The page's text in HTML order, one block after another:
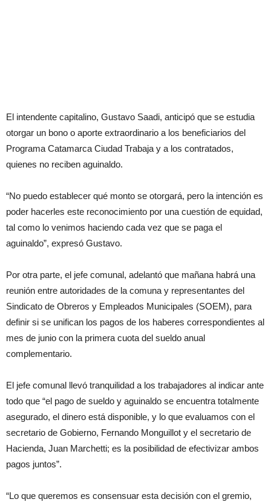
El intendente capitalino, Gustavo Saadi, anticipó que se estudia
otorgar un bono o aporte extraordinario a los beneficiarios del
Programa Catamarca Ciudad Trabaja y a los contratados,
quienes no reciben aguinaldo.
“No puedo establecer qué monto se otorgará, pero la intención es
poder hacerles este reconocimiento por una cuestión de equidad,
tal como lo venimos haciendo cada vez que se paga el
aguinaldo”, expresó Gustavo.
Por otra parte, el jefe comunal, adelantó que mañana habrá una
reunión entre autoridades de la comuna y representantes del
Sindicato de Obreros y Empleados Municipales (SOEM), para
definir si se unifican los pagos de los haberes correspondientes al
mes de junio con la primera cuota del sueldo anual
complementario.
El jefe comunal llevó tranquilidad a los trabajadores al indicar ante
todo que “el pago de sueldo y aguinaldo se encuentra totalmente
asegurado, el dinero está disponible, y lo que evaluamos con el
secretario de Gobierno, Fernando Monguillot y el secretario de
Hacienda, Juan Marchetti; es la posibilidad de efectivizar ambos
pagos juntos”.
“Lo que queremos es consensuar esta decisión con el gremio,